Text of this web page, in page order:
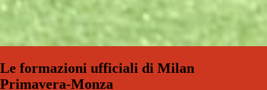
Le formazioni ufficiali di Milan
Primavera-Monza